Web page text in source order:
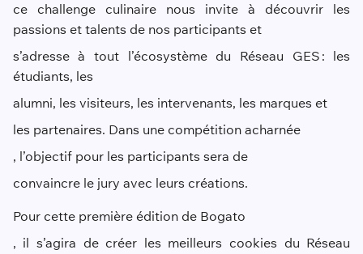
ce challenge culinaire nous invite à découvrir les
passions et talents de nos participants et
s’adresse à tout l’écosystème du Réseau GES : les
étudiants, les
alumni, les visiteurs, les intervenants, les marques et
les partenaires. Dans une compétition acharnée
, l’objectif pour les participants sera de
convaincre le jury avec leurs créations.
Pour cettepremièreédition de Bogato
, il s’agira de créer les meilleurs cookies du Réseau